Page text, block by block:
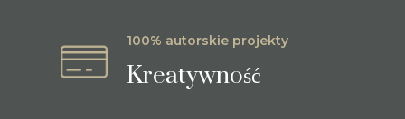
100% autorskie projekty
Kreatywność